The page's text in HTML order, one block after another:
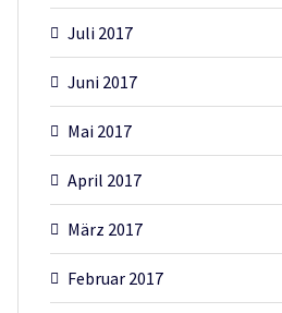
Juli 2017
Juni 2017
Mai 2017
April 2017
März 2017
Februar 2017